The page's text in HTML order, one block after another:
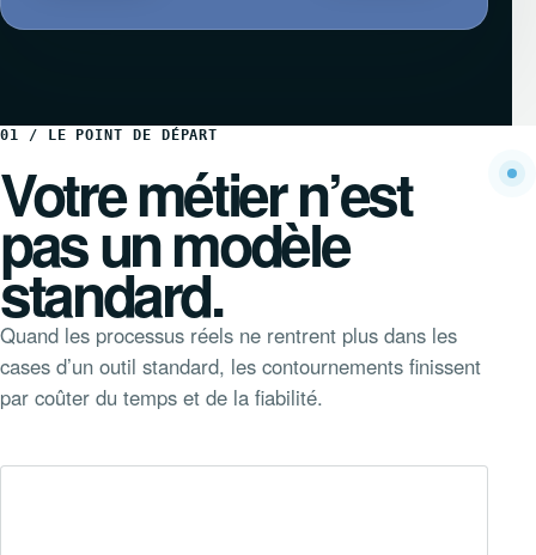
01 / LE POINT DE DÉPART
Votre métier n’est
pas un modèle
standard.
Quand les processus réels ne rentrent plus dans les
cases d’un outil standard, les contournements finissent
par coûter du temps et de la fiabilité.